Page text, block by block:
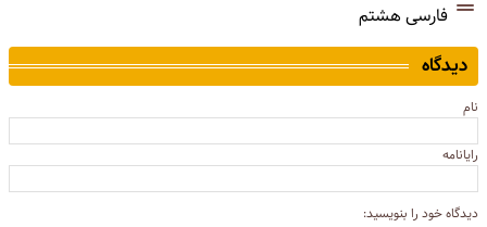
فارسی هشتم
دیدگاه
نام
رایانامه
دیدگاه خود را بنویسید: